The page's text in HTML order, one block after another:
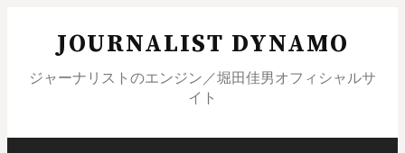
JOURNALIST DYNAMO
ジャーナリストのエンジン／堀田佳男オフィシャルサ
イト